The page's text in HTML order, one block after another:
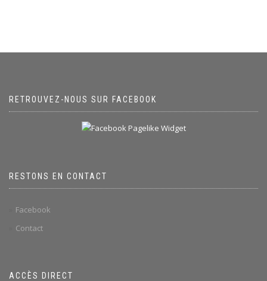
RETROUVEZ-NOUS SUR FACEBOOK
RESTONS EN CONTACT
Facebook
Contact
ACCÈS DIRECT